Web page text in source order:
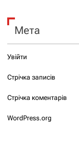
Мета
Увійти
Стрічка записів
Стрічка коментарів
WordPress.org